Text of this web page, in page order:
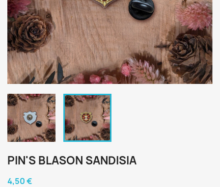
PIN'S BLASON SANDISIA
4,50 €